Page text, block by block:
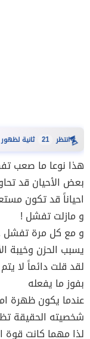
⏳انتظر 21 ثانية لظهور
هذا نوعا ما صعب
بعض الأحيان قد
احياناً قد تكون
و مازلت تفشل !
و مع كل مرة تفشل
يسبب الحزن وخيبة
لقد قلت دائماً لا
بفوز ما يفعله
عندما يكون ظهرة
شخصيته الحقيقة
لذا مهما كانت قوة